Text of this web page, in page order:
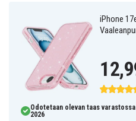
iPhone
Odotetaan olevan taas
2026